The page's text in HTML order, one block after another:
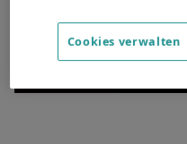
Cookies verwalten